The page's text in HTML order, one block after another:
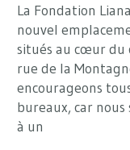
La Fondation
nouvel
situés au cœur du
rue de la
encourageons
bureaux, car
à un